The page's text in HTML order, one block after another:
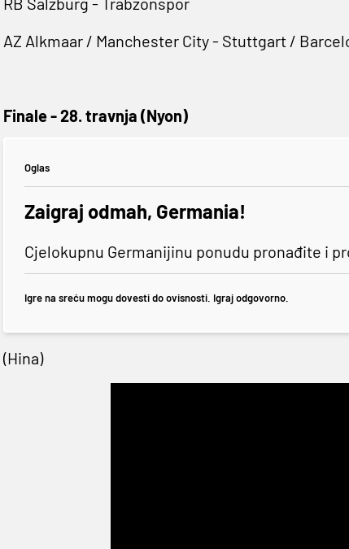
AZ Alkmaar / Manchester City - Stuttgart /
Finale - 28. travnja (Nyon)
Oglas
Zaigraj odmah, Germania!
Cjelokupnu Germanijinu ponudu pronađite i
Igre na sreću mogu dovesti do ovisnosti. Igraj odgovorno.
(Hina)